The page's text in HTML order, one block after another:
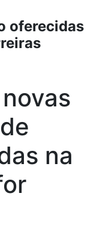
oferecidas
na